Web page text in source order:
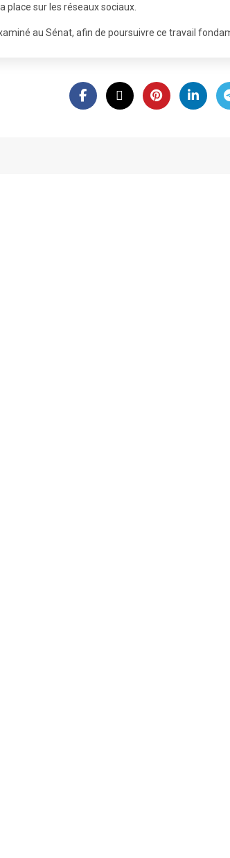
place sur les réseaux sociaux.
au Sénat, afin de poursuivre ce travail